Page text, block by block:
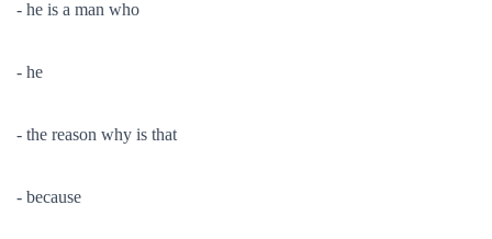
- he is a man who
- he
- the reason why is that
- because